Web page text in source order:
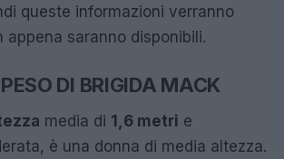
queste informazioni verranno
appena saranno disponibili.
DI BRIGIDA MACK
media di 1,6 metri e
è una donna di media altezza.